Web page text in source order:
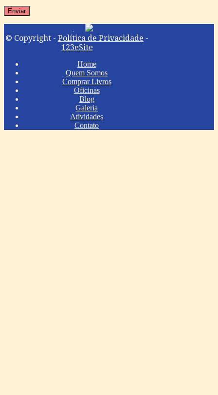
© Copyright - Política de Privacidade -
123eSite
Home
Quem Somos
Comprar Livros
Oficinas
Blog
Galeria
Atividades
Contato